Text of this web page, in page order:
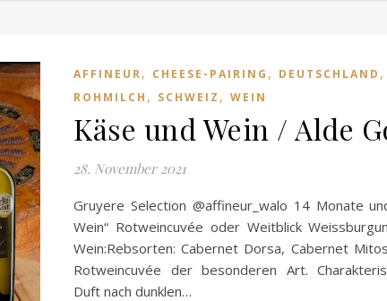
AFFINEUR, CHEESE-PAIRING , DEUTSCHLAND ,
ROHMILCH , SCHWEIZ , WEIN
Käse und Wein / Alde
28. November 2021
Gruyere Selection @affineur_walo 14 Monate
Wein“ Rotweincuvée oder Weitblick
Wein:Rebsorten: Cabernet Dorsa, Cabernet
Rotweincuvée der besonderen Art.
Duft nach dunklen…